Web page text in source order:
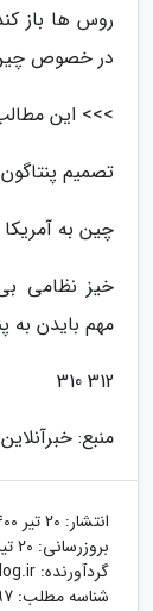
روس ها باز
در خصوص
>>> این
تصمیم
چین به
خیز نظامی
مهم بایدن به
312 310
منبع: خبرآنلاین
انتشار: 20 تیر 1400
بروزرسانی: 20 تیر 1400
گردآورنده:
شناسه مطلب: 897